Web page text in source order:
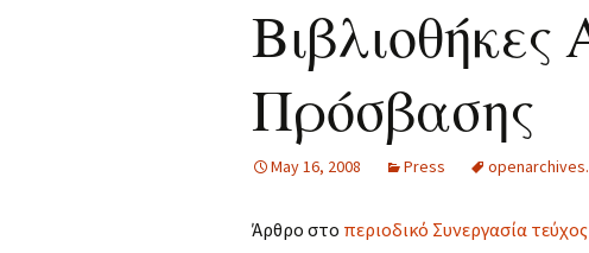
Βιβλιοθήκες
Πρόσβασης
May 16, 2008 Press
Άρθρο στο περιοδικό Συνεργασία